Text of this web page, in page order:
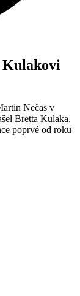
Kulakovi
Nečas v
Bretta Kulaka,
poprvé od roku